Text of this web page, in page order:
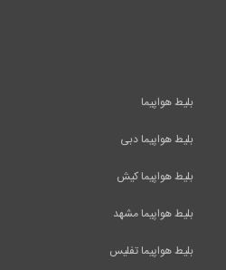
بلیط هواپیما
بلیط هواپیما دبی
بلیط هواپیما کیش
بلیط هواپیما مشهد
بلیط هواپیما تفلیس